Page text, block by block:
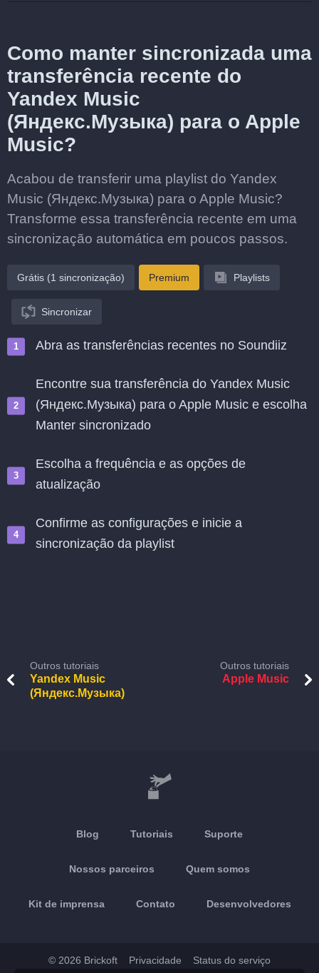
Como manter sincronizada uma
transferência recente do
Yandex Music
(Яндекс.Музыка) para o Apple
Music?
Acabou de transferir uma playlist do Yandex
Music (Яндекс.Музыка) para o Apple Music?
Transforme essa transferência recente em uma
sincronização automática em poucos passos.
Grátis (1 sincronização) Premium Playlists
Sincronizar
Abra as transferências recentes no Soundiiz
Encontre sua transferência do Yandex Music
(Яндекс.Музыка) para o Apple Music e escolha
Manter sincronizado
Escolha a frequência e as opções de
atualização
Confirme as configurações e inicie a
sincronização da playlist
Outros tutoriais
Yandex Music
(Яндекс.Музыка)
Outros tutoriais
Apple Music
Blog Tutoriais Suporte
Nossos parceiros Quem somos
Kit de imprensa Contato Desenvolvedores
© 2026 Brickoft Privacidade Status do serviço